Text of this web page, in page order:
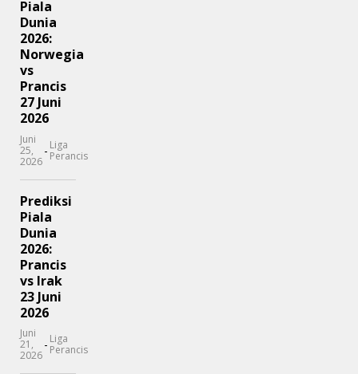
Piala
Dunia
2026:
Norwegia
vs
Prancis
27 Juni
2026
Juni
25,
2026
- Liga
Perancis
Prediksi
Piala
Dunia
2026:
Prancis
vs Irak
23 Juni
2026
Juni
21,
2026
- Liga
Perancis